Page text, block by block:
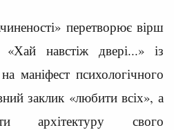
перетворює вірш
«Хай навстіж двері...» із
маніфест психологічного
заклик «любити всіх», а
архітектуру свого